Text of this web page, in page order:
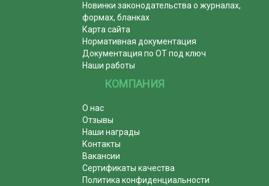
Новинки законодательства о журналах,
формах, бланках
Карта сайта
Нормативная документация
Документация по ОТ под ключ
Наши работы
КОМПАНИЯ
О нас
Отзывы
Наши награды
Контакты
Вакансии
Сертификаты качества
Политика конфиденциальности